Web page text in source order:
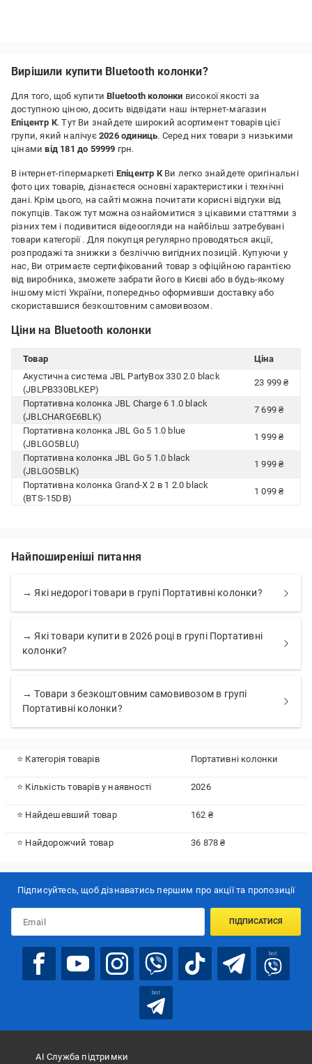
Вирішили купити Bluetooth колонки?
Для того, щоб купитиBluetooth колонки високої якості за
доступною ціною, досить відвідати наш інтернет-магазин
Епіцентр К. Тут Ви знайдете широкий асортимент товарів цієї
групи, який налічує 2026 одиниць. Серед них товари з низькими
цінамивід 181 до 59999 грн.
В інтернет-гіпермаркеті Епіцентр КВи легко знайдете оригінальні
фото цих товарів, дізнаєтеся основні характеристики і технічні
дані. Крім цього, на сайті можна почитати корисні відгуки від
покупців. Також тут можна ознайомитися з цікавими статтями з
різних тем і подивитися відеоогляди на найбільш затребувані
товари категорії . Для покупця регулярно проводяться акції,
розпродажі та знижки з безліччю вигідних позицій. Купуючи у
нас, Ви отримаєте сертифікований товар з офіційною гарантією
від виробника, зможете забрати його в Києві або в будь-якому
іншому місті України, попередньо оформивши доставку або
скориставшися безкоштовним самовивозом.
Ціни на Bluetooth колонки
Товар
Ціна
Акустична система JBL PartyBox 330 2.0 black
(JBLPB330BLKEP)
23 999 ₴
Портативна колонка JBL Charge 6 1.0 black
(JBLCHARGE6BLK)
7 699 ₴
Портативна колонка JBL Go 5 1.0 blue
(JBLGO5BLU)
1 999 ₴
Портативна колонка JBL Go 5 1.0 black
(JBLGO5BLK)
1 999 ₴
Портативна колонка Grand-X 2 в 1 2.0 black
(BTS-15DB)
1 099 ₴
Найпоширеніші питання
→ Які недорогі товари в групі Портативні колонки?
→ Які товари купити в 2026 році в групі Портативні
колонки?
→ Товари з безкоштовним самовивозом в групі
Портативні колонки?
⭐ Категорія товарів Портативні колонки
⭐ Кількість товарів у наявності 2026
⭐ Найдешевший товар 162 ₴
⭐ Найдорожчий товар 36 878 ₴
Підписуйтесь, щоб дізнаватись першим про акції та пропозиції
ПІДПИСАТИСЯ
bot
bot
АІ Служба підтримки